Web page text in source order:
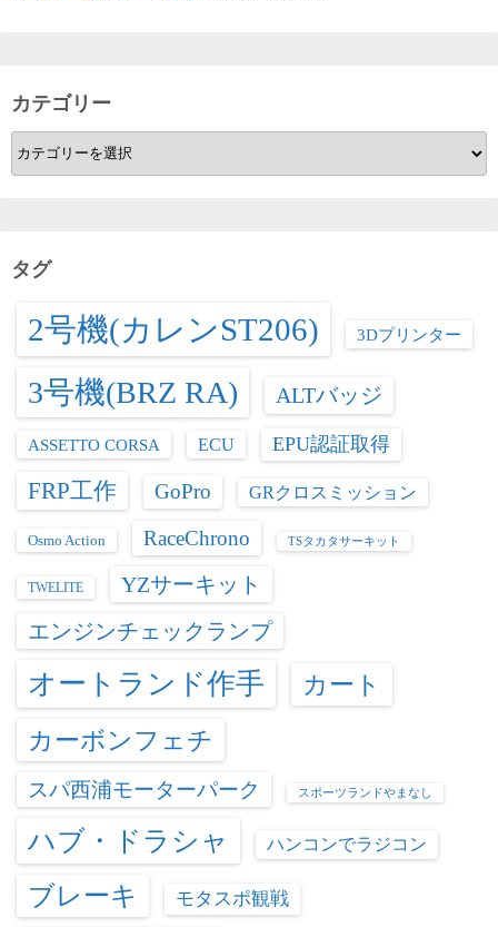
カテゴリー
カ
テ
ー
タグ
2号機(カレンST206) 3Dプリンター
3号機(BRZ RA) ALTバッジ
ASSETTO CORSA ECU EPU認証取得
FRP工作 GoPro GRクロスミッション
Osmo Action RaceChrono TSタカタサーキット
TWELITE
YZサーキット
エンジンチェックランプ
オートランド作手
カート
カーボンフェチ
スパ西浦モーターパーク スポーツランドやまなし
ハブ・ドラシャ ハンコンでラジコン
ブレーキ モタスポ観戦